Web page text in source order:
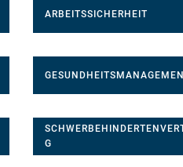
ARBEITSSICHERHEIT
G